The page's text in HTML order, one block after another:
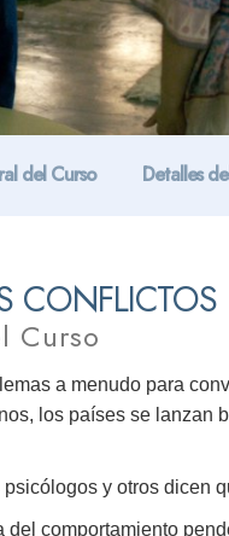
del Curso Detalles
CONFLICTOS
Curso
a menudo para
los países se lanzan
y otros dicen
comportamiento